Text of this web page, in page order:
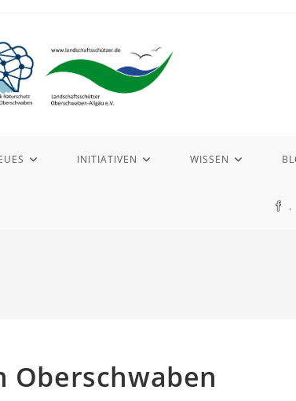
INITIATIVEN WISSEN
.
Oberschwaben